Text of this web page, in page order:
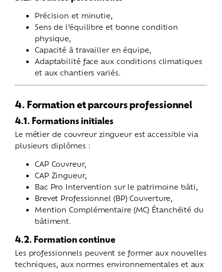
Précision et minutie,
Sens de l’équilibre et bonne condition
physique,
Capacité à travailler en équipe,
Adaptabilité face aux conditions climatiques
et aux chantiers variés.
4. Formation et parcours professionnel
4.1. Formations initiales
Le métier de couvreur zingueur est accessible via
plusieurs diplômes :
CAP Couvreur,
CAP Zingueur,
Bac Pro Intervention sur le patrimoine bâti,
Brevet Professionnel (BP) Couverture,
Mention Complémentaire (MC) Étanchéité du
bâtiment.
4.2. Formation continue
Les professionnels peuvent se former aux nouvelles
techniques, aux normes environnementales et aux